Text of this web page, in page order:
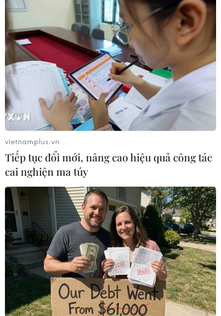
Philippines có thể nhập thêm gạo để bình
ổn thị trường
06/03/2014 11:53
Giá gạo ở Philippines liên tục tăng cao làm gia tăng sức
ép buộc Chính phủ Philippines phải nhập khẩu thêm
gạo để bình ổn thị trường trong nước.
vietnamplus.vn
Tiếp tục đổi mới, nâng cao hiệu quả công tác
cai nghiện ma túy